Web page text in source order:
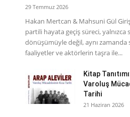
29 Temmuz 2026
Hakan Mertcan & Mahsuni Gül
partili hayata geçiş süreci, yalnızca
dönüşümüyle değil, aynı
faaliyetler ve aktörlerin taşra ile...
Kitap
Varoluş
Tarihi
21 Haziran 2026